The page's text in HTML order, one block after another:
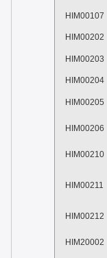
HIM00107
HIM00202
HIM00203
HIM00204
HIM00205
HIM00206
HIM00210
HIM00211
HIM00212
HIM20002